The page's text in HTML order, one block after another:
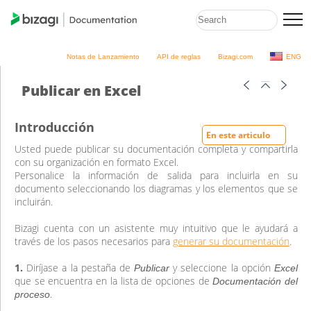
Notas de Lanzamiento API de reglas Bizagi.com ENG